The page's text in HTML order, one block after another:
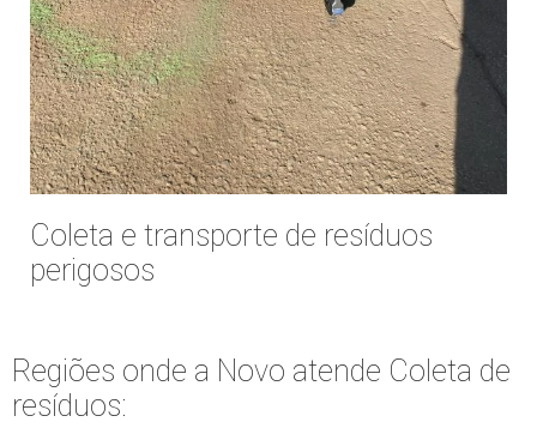
TRANSPORTE DE RESIDUOS INDUSTRIAIS
TRANSPORTE DE RESÍDUOS SÓLIDOS INDUSTRIAIS
TRANSPORTE DE RESIDUOS SOLIDOS PERIGOSOS
TRANSPORTE E COLETA DE RESÍDUOS
TRATAMENTO E DESTINAÇÃO DE RESÍDUOS
TRATAMENTO E DESTINAÇÃO DE RESÍDUOS INDUSTRIAIS LÍQUIDOS E
SÓLIDOS
COMPRA DE PAPEL PARA RECICLAGEM
COMPRA E VENDA DE PLÁSTICO
Coleta e transporte de resíduos
perigosos
Regiões onde a Novo atende Coleta de
resíduos: